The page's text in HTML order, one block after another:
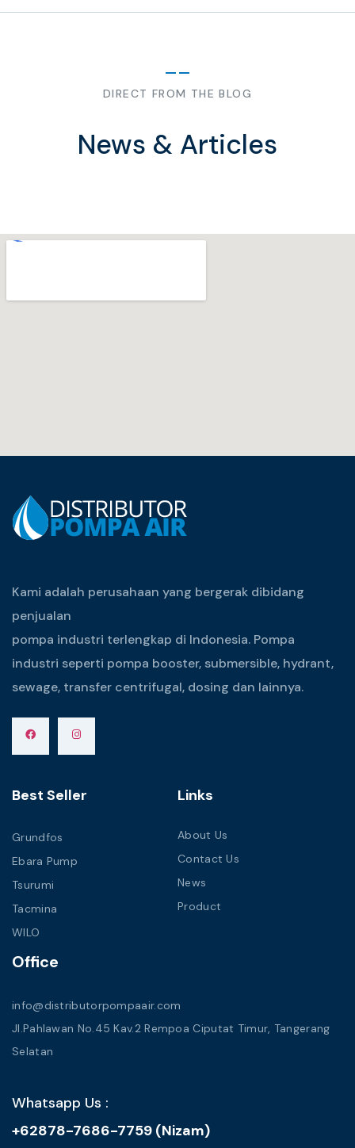
DIRECT FROM THE BLOG
News & Articles
Kami adalah perusahaan yang bergerak dibidang
penjualan
pompa industri terlengkap di Indonesia. Pompa
industri seperti pompa booster, submersible, hydrant,
sewage, transfer centrifugal, dosing dan lainnya.
Best Seller
Grundfos
Ebara Pump
Tsurumi
Tacmina
WILO
Links
About Us
Contact Us
News
Product
Office
info@distributorpompaair.com
Jl.Pahlawan No.45 Kav.2 Rempoa Ciputat Timur, Tangerang
Selatan
Whatsapp Us :
+62878-7686-7759 (Nizam)